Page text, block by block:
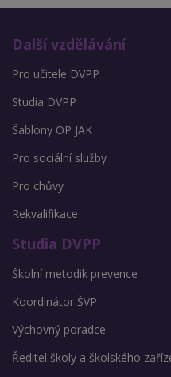
Další vzdělávání
Pro učitele DVPP
Studia DVPP
Šablony OP JAK
Pro sociální služby
Pro chůvy
Rekvalifikace
Studia DVPP
Školní metodik prevence
Koordinátor ŠVP
Výchovný poradce
Ředitel školy a školského